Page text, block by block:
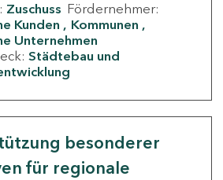
Zuschuss Fördernehmer:
Kunden
Kommunen
Unternehmen
Städtebau und
besonderer
für regionale